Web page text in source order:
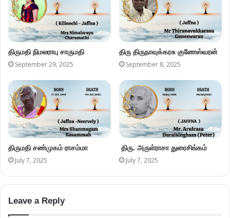
திருமதி நிமலராயு சாருமதி
September 29, 2025
திரு திருநாவுக்கரசு குணேஸ்வரன்
September 8, 2025
திருமதி சண்முகம் ராசம்மா
July 7, 2025
திரு. அருள்ராசா துரைசிங்கம்
July 7, 2025
Leave a Reply